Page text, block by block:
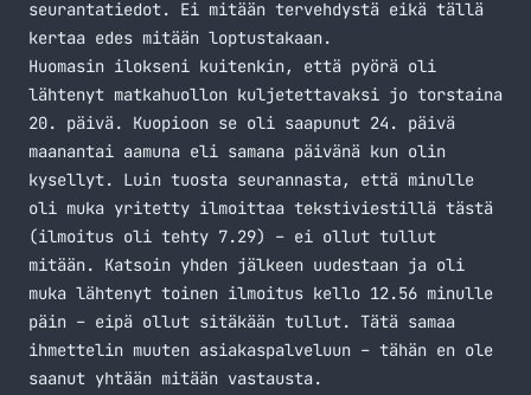
seurantatiedot. Ei mitään tervehdystä eikä tällä
kertaa edes mitään loptustakaan.
Huomasin ilokseni kuitenkin, että pyörä oli
lähtenyt matkahuollon kuljetettavaksi jo torstaina
20. päivä. Kuopioon se oli saapunut 24. päivä
maanantai aamuna eli samana päivänä kun olin
kysellyt. Luin tuosta seurannasta, että minulle
oli muka yritetty ilmoittaa tekstiviestillä tästä
(ilmoitus oli tehty 7.29) – ei ollut tullut
mitään. Katsoin yhden jälkeen uudestaan ja oli
muka lähtenyt toinen ilmoitus kello 12.56 minulle
päin – eipä ollut sitäkään tullut. Tätä samaa
ihmettelin muuten asiakaspalveluun – tähän en ole
saanut yhtään mitään vastausta.